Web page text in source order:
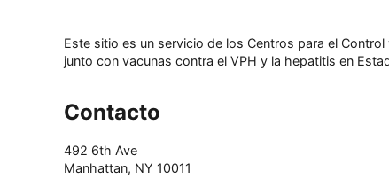
Este sitio es un servicio de los Centros para el
junto con vacunas contra el VPH y la hepatitis en
Contacto
492 6th Ave
Manhattan, NY 10011